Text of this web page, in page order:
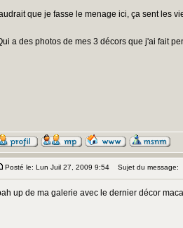
que je fasse le menage ici, ça sent les
a des photos de mes 3 décors que j'ai fait
Posté le: Lun Juil 27, 2009 9:54 Sujet du message:
up de ma galerie avec le dernier décor